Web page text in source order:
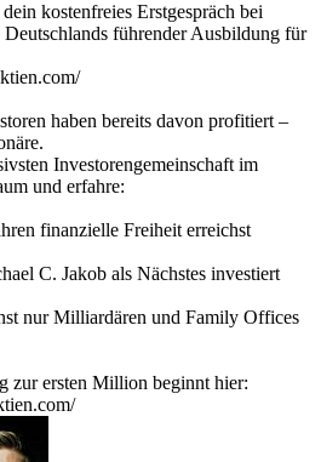
kostenfreies Erstgespräch bei
führender Ausbildung für
haben bereits davon profitiert –
Investorengemeinschaft im
und erfahre:
finanzielle Freiheit erreichst
C. Jakob als Nächstes investiert
nur Milliardären und Family Offices
zur ersten Million beginnt hier: